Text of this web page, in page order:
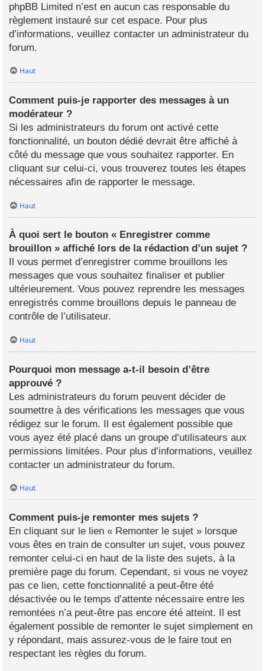
phpBB Limited n’est en aucun cas responsable du
règlement instauré sur cet espace. Pour plus
d’informations, veuillez contacter un administrateur du
forum.
Haut
Comment puis-je rapporter des messages à un
modérateur ?
Si les administrateurs du forum ont activé cette
fonctionnalité, un bouton dédié devrait être affiché à
côté du message que vous souhaitez rapporter. En
cliquant sur celui-ci, vous trouverez toutes les étapes
nécessaires afin de rapporter le message.
Haut
À quoi sert le bouton « Enregistrer comme
brouillon » affiché lors de la rédaction d’un sujet ?
Il vous permet d’enregistrer comme brouillons les
messages que vous souhaitez finaliser et publier
ultérieurement. Vous pouvez reprendre les messages
enregistrés comme brouillons depuis le panneau de
contrôle de l’utilisateur.
Haut
Pourquoi mon message a-t-il besoin d’être
approuvé ?
Les administrateurs du forum peuvent décider de
soumettre à des vérifications les messages que vous
rédigez sur le forum. Il est également possible que
vous ayez été placé dans un groupe d’utilisateurs aux
permissions limitées. Pour plus d’informations, veuillez
contacter un administrateur du forum.
Haut
Comment puis-je remonter mes sujets ?
En cliquant sur le lien « Remonter le sujet » lorsque
vous êtes en train de consulter un sujet, vous pouvez
remonter celui-ci en haut de la liste des sujets, à la
première page du forum. Cependant, si vous ne voyez
pas ce lien, cette fonctionnalité a peut-être été
désactivée ou le temps d’attente nécessaire entre les
remontées n’a peut-être pas encore été atteint. Il est
également possible de remonter le sujet simplement en
y répondant, mais assurez-vous de le faire tout en
respectant les règles du forum.